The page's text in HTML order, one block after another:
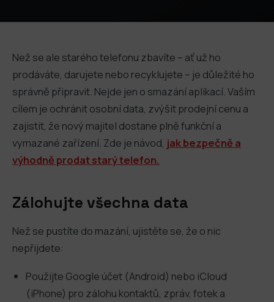
Než se ale starého telefonu zbavíte – ať už ho
prodáváte, darujete nebo recyklujete – je důležité ho
správně připravit. Nejde jen o smazání aplikací. Vaším
cílem je ochránit osobní data, zvýšit prodejní cenu a
zajistit, že nový majitel dostane plně funkční a
vymazané zařízení. Zde je návod, jak bezpečně a
výhodně prodat starý telefon.
Zálohujte všechna data
Než se pustíte do mazání, ujistěte se, že o nic
nepřijdete:
Použijte Google účet (Android) nebo iCloud
(iPhone) pro zálohu kontaktů, zpráv, fotek a